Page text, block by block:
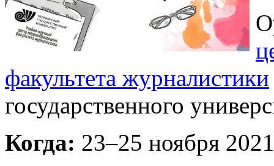
факультета журналистики
государственного
Когда: 23–25 ноября